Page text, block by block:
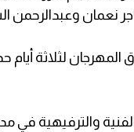
نعمان وعبدالرحمن
لثلاثة
والترفيهية في